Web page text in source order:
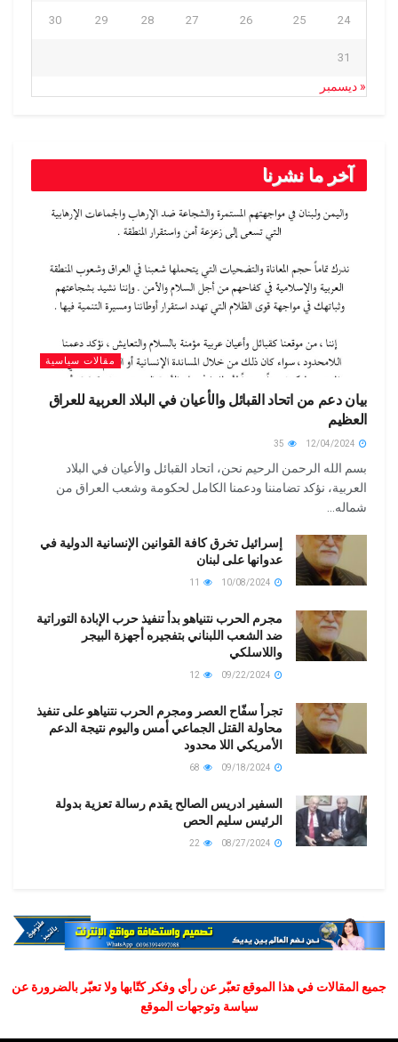
24
25
26
27
28
29
30
31
« ديسمبر
آخر ما نشرنا
مقالات سياسية
بيان دعم من اتحاد القبائل والأعيان في البلاد العربية للعراق
العظيم
بسم الله الرحمن الرحيم نحن، اتحاد القبائل والأعيان في البلاد
العربية، نؤكد تضامننا ودعمنا الكامل لحكومة وشعب العراق من
شماله...
إسرائيل تخرق كافة القوانين الإنسانية الدولية في
عدوانها على لبنان
مجرم الحرب نتنياهو بدأ تنفيذ حرب الإبادة التوراتية
ضد الشعب اللبناني بتفجيره أجهزة البيجر
واللاسلكي
تجرأ سفّاح العصر ومجرم الحرب نتنياهو على تنفيذ
محاولة القتل الجماعي أمس واليوم نتيجة الدعم
الأمريكي اللا محدود
السفير ادريس الصالح يقدم رسالة تعزية بدولة
الرئيس سليم الحص
جميع المقالات في هذا الموقع تعبّر عن رأي وفكر كتّابها ولا تعبّر بالضرورة عن
سياسة وتوجهات الموقع